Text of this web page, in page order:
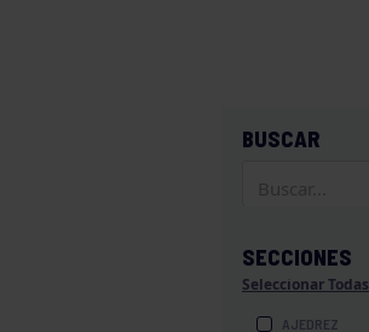
BUSCAR
SECCIONES
Seleccionar Todas
AJEDREZ